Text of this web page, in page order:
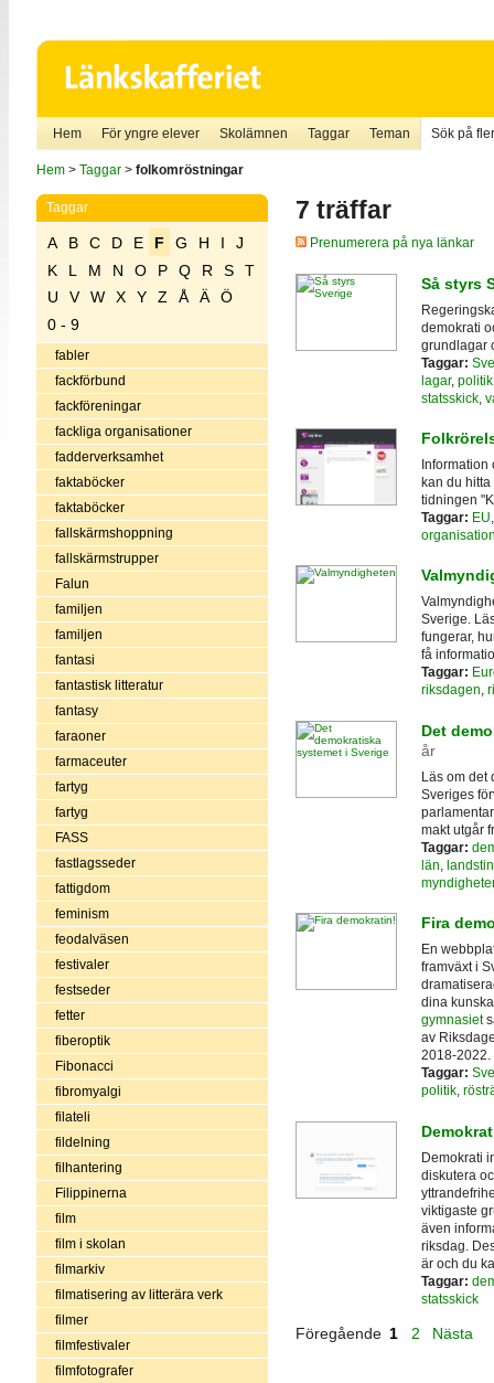
Hem För yngre elever Skolämnen Taggar Teman Sök på
Hem> Taggar> folkomröstningar
Taggar
A B C D E F G H I
J
K
L M N O P Q R S
T
U
V W X Y Z Å Ä
Ö
0 - 9
fabler
fackförbund
fackföreningar
fackliga organisationer
fadderverksamhet
faktaböcker
faktaböcker
fallskärmshoppning
fallskärmstrupper
Falun
familjen
familjen
fantasi
fantastisk litteratur
fantasy
faraoner
farmaceuter
fartyg
fartyg
FASS
fastlagsseder
fattigdom
feminism
feodalväsen
festivaler
festseder
fetter
fiberoptik
Fibonacci
fibromyalgi
filateli
fildelning
filhantering
Filippinerna
film
film i skolan
filmarkiv
filmatisering av litterära verk
filmer
filmfestivaler
filmfotografer
7 träffar
Prenumerera på nya länkar
Så styrs
demokrati
grundlagar
Taggar:
lagar, politik
statsskick,
kan du
tidningen
Taggar: EU
Sverige.
fungerar,
få
Taggar:
riksdagen,
Det
år
Läs om det
Sveriges
makt utgår
Taggar:
län,
myndigheter
Fira
En
framväxt i
dina
gymnasiet
av
2018-2022.
Taggar:
politik,
Demokrati
diskutera
viktigaste
även
riksdag.
är och du
Taggar:
statsskick
Föregående 1 2 Nästa